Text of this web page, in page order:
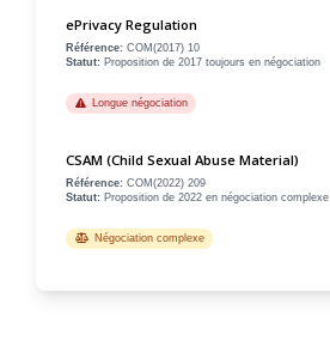
ePrivacy Regulation
Référence: COM(2017) 10
Statut: Proposition de 2017 toujours en négociation
Longue négociation
CSAM (Child Sexual Abuse Material)
Référence: COM(2022) 209
Statut: Proposition de 2022 en négociation complexe
Négociation complexe